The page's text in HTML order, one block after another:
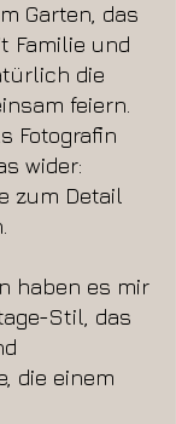
Garten, das
Familie und
die
feiern.
Fotografin
wider:
zum Detail
haben es mir
Stil, das
die einem